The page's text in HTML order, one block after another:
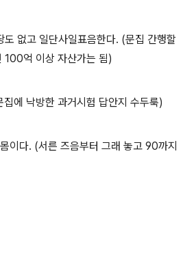
도 없고 일단사일표음한다. (문집 간행할
100억 이상 자산가는 됨)
에 낙방한 과거시험 답안지 수두룩)
이다. (서른 즈음부터 그래 놓고 90까지